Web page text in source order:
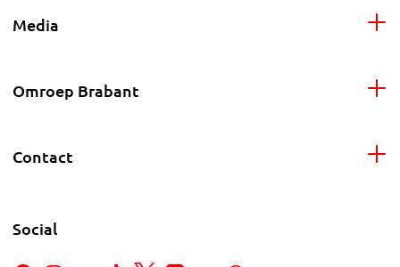
Media
Omroep Brabant
Contact
Social